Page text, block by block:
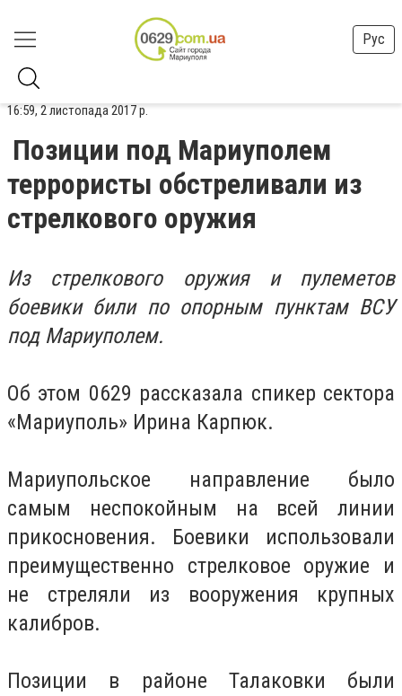
Рус
16:59, 2 листопада 2017 р.
Позиции под Мариуполем
террористы обстреливали из
стрелкового оружия
Из стрелкового оружия и пулеметов
боевики били по опорным пунктам ВСУ
под Мариуполем.
Об этом 0629 рассказала спикер сектора
«Мариуполь» Ирина Карпюк.
Мариупольское направление было
самым неспокойным на всей линии
прикосновения. Боевики использовали
преимущественно стрелковое оружие и
не стреляли из вооружения крупных
калибров.
Позиции в районе Талаковки были